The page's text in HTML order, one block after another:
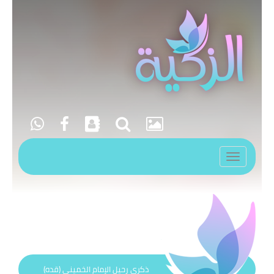
Toggle
navigation
ذكرى رحيل الإمام الخميني (قده)